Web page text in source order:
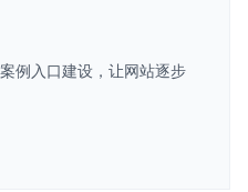
例入口建设，让网站逐步